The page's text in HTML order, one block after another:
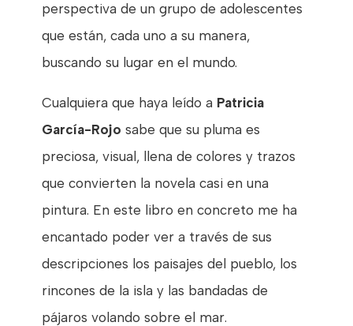
perspectiva de un grupo de adolescentes
que están, cada uno a su manera,
buscando su lugar en el mundo.
Cualquiera que haya leído a Patricia
García-Rojo sabe que su pluma es
preciosa, visual, llena de colores y trazos
que convierten la novela casi en una
pintura. En este libro en concreto me ha
encantado poder ver a través de sus
descripciones los paisajes del pueblo, los
rincones de la isla y las bandadas de
pájaros volando sobre el mar.